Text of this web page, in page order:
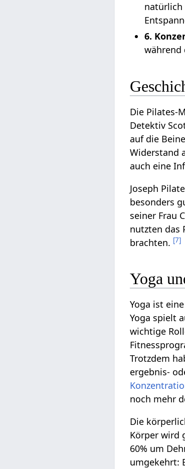
natürlich
6.
während
Die Pilates-
Detektiv
auf die
Widerstand
auch eine
Joseph
besonders
seiner Frau
nutzten das
brachten. [7]
Yoga
Yoga ist
Yoga spielt
wichtige
Trotzdem
ergebnis-
noch mehr
Die
Körper wird
60% um
umgekehrt: